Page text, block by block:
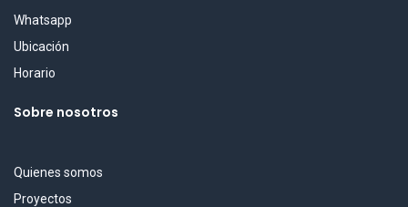
Whatsapp
Ubicación
Horario
Sobre nosotros
Quienes somos
Proyectos